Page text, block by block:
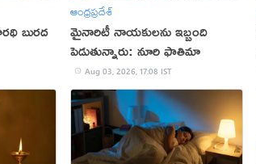
బురద
ఆంధ్రప్రదేశ్
మైనారిటీ నాయకులను ఇబ్బంది
పెడుతున్నారు: నూరి ఫాతిమా
Aug 03, 2026, 17:08 IST